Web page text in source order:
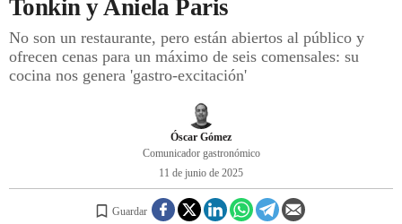
DÓNDE COMER
ÍDOLOS DE MESAS
CUADERNO DE VIAJE
Tonkin y Aniela Paris
No son un restaurante, pero están abiertos al público y
ofrecen cenas para un máximo de seis comensales: su
cocina nos genera 'gastro-excitación'
Óscar Gómez
Comunicador gastronómico
11 de junio de 2025
Guardar